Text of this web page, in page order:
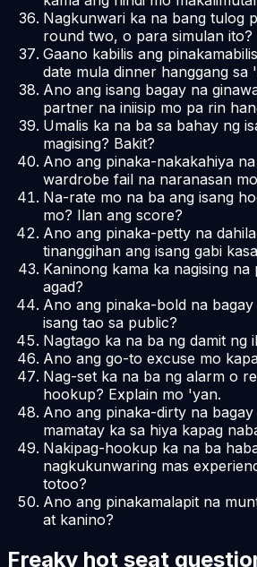
Nagkunwari ka na bang tulog
round two, o para simulan ito?
Gaano kabilis ang
date mula dinner hanggang sa
Ano ang isang bagay na
partner na iniisip mo pa rin
Umalis ka na ba sa bahay ng
magising? Bakit?
Ano ang pinaka-nakakahiya
wardrobe fail na naranasan
Na-rate mo na ba ang isang
mo? Ilan ang score?
Ano ang pinaka-petty na
tinanggihan ang isang gabi
Kaninong kama ka nagising na
agad?
Ano ang pinaka-bold na
isang tao sa public?
Nagtago ka na ba ng damit ng
Ano ang go-to excuse mo
Nag-set ka na ba ng alarm o
hookup? Explain mo 'yan.
Ano ang pinaka-dirty na
mamatay ka sa hiya kapag
Nakipag-hookup ka na ba
nagkukunwaring mas
totoo?
Ano ang pinakamalapit na
at kanino?
Freaky hot seat